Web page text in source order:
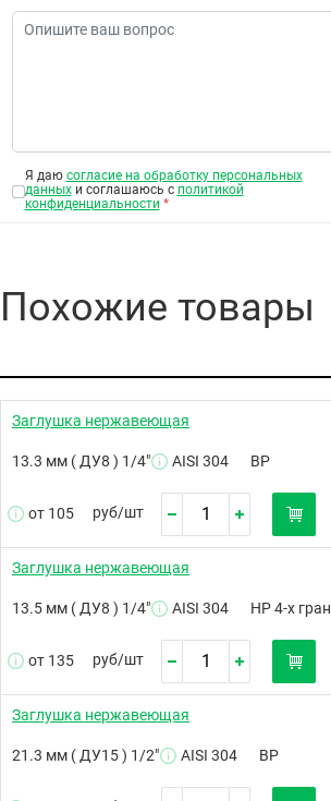
Я даю согласие на обработку персональных
данныхи соглашаюсь с политикой
конфиденциальности *
Похожие товары
Заглушка нержавеющая
13.3 мм ( ДУ8 ) 1/4" AISI 304 ВР
от 105 руб/шт
Заглушка нержавеющая
13.5 мм ( ДУ8 ) 1/4" AISI 304 НР 4-х гран
от 135 руб/шт
Заглушка нержавеющая
21.3 мм ( ДУ15 ) 1/2" AISI 304 ВР